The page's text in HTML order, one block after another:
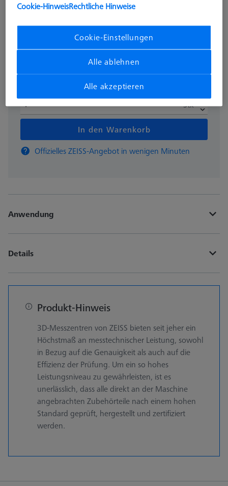
798,10 € zzgl. USt.
Stk
In den Warenkorb
Offizielles ZEISS-Angebot in wenigen Minuten
Anwendung
Details
Produkt-Hinweis
3D-Messzentren von ZEISS bieten seit jeher ein
Höchstmaß an messtechnischer Leistung, sowohl
in Bezug auf die Genauigkeit als auch auf die
Effizienz der Prüfung. Um ein so hohes
Leistungsniveau zu gewährleisten, ist es
unerlässlich, dass alle direkt an der Maschine
angebrachten Zubehörteile nach einem hohen
Standard geprüft, hergestellt und zertifiziert
werden.
Cookie-HinweisRechtliche Hinweise
Cookie-Einstellungen
Alle ablehnen
Alle akzeptieren